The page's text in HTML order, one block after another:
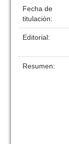
Fecha de
titulación:
Editorial:
Resumen: